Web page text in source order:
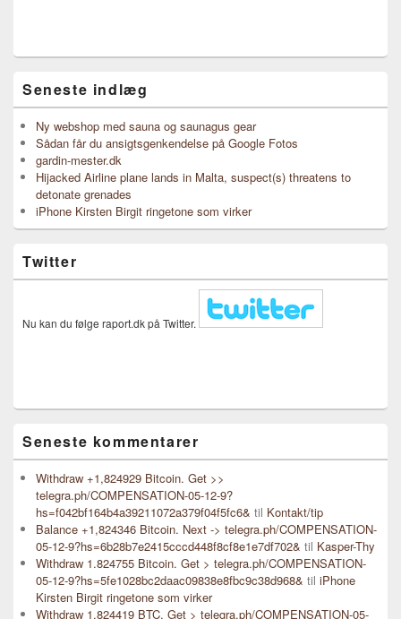
Seneste indlæg
Ny webshop med sauna og saunagus gear
Sådan får du ansigtsgenkendelse på Google Fotos
gardin-mester.dk
Hijacked Airline plane lands in Malta, suspect(s) threatens to
detonate grenades
iPhone Kirsten Birgit ringetone som virker
Twitter
Nu kan du følge raport.dk på Twitter.
Seneste kommentarer
Withdraw +1,824929 Bitcoin. Get >>
telegra.ph/COMPENSATION-05-12-9?
hs=f042bf164b4a39211072a379f04f5fc6& til Kontakt/tip
Balance +1,824346 Bitcoin. Next -> telegra.ph/COMPENSATION-
05-12-9?hs=6b28b7e2415cccd448f8cf8e1e7df702& til Kasper-Thy
Withdraw 1.824755 Bitcoin. Get > telegra.ph/COMPENSATION-
05-12-9?hs=5fe1028bc2daac09838e8fbc9c38d968& til iPhone
Kirsten Birgit ringetone som virker
Withdraw 1,824419 BTC. Get > telegra.ph/COMPENSATION-05-